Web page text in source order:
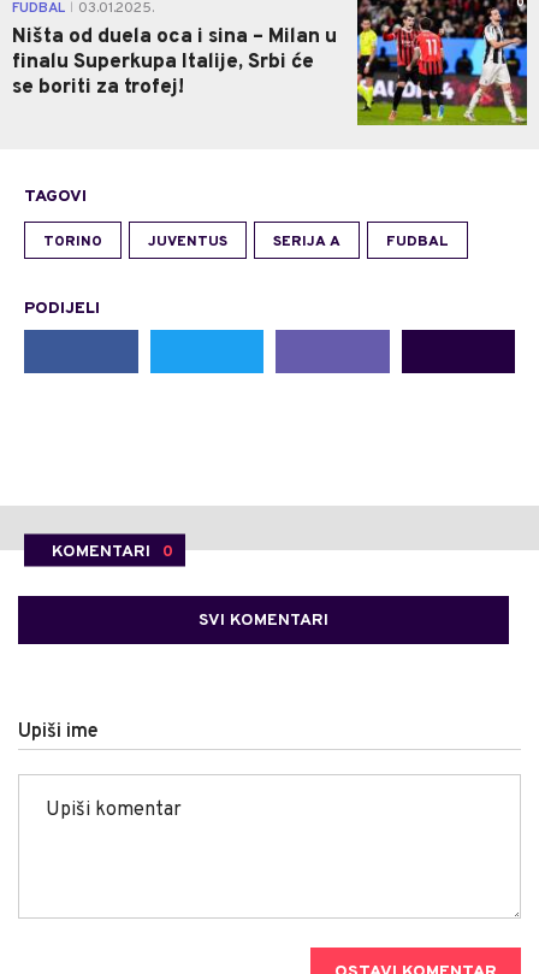
FUDBAL 03.01.2025.
Ništa od duela oca i sina – Milan u
finalu Superkupa Italije, Srbi će
se boriti za trofej!
0
TAGOVI
TORINO JUVENTUS SERIJA A FUDBAL
PODIJELI
KOMENTARI 0
SVI KOMENTARI
Upiši ime